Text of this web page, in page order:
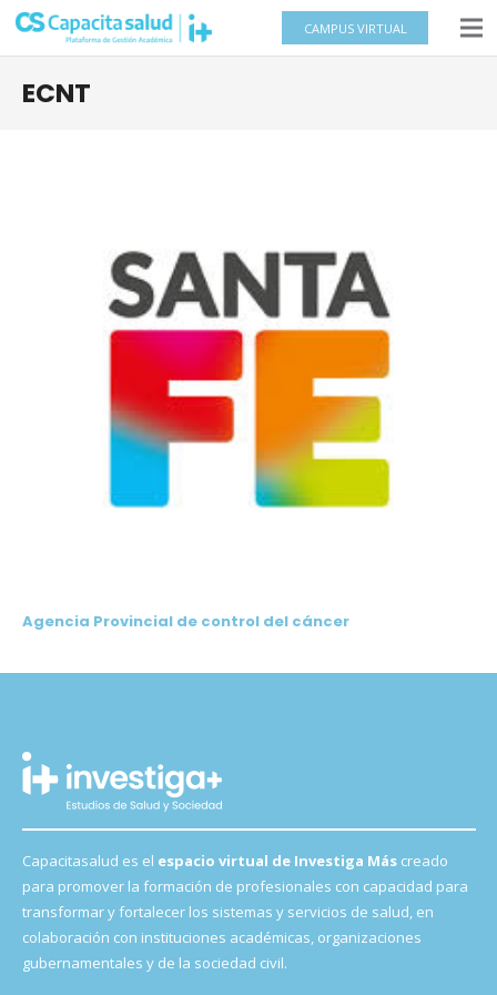
CAMPUS VIRTUAL
ECNT
Agencia Provincial de control del cáncer
Capacitasalud es el espacio virtual de Investiga Máscreado
para promover la formación de profesionales con capacidad para
transformar y fortalecer los sistemas y servicios de salud, en
colaboración con instituciones académicas, organizaciones
gubernamentales y de la sociedad civil.